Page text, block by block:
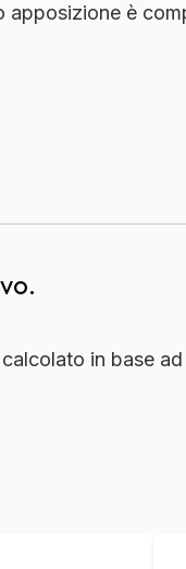
apposizione è
in base